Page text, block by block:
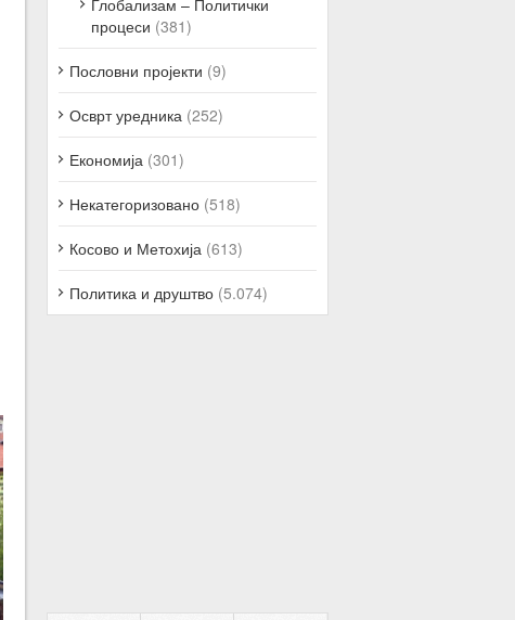
процеси (381)
Пословни пројекти (9)
Осврт уредника (252)
Економија (301)
Некатегоризовано (518)
Косово и Метохија (613)
Политика и друштво (5.074)